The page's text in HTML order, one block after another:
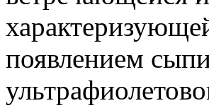
появлением